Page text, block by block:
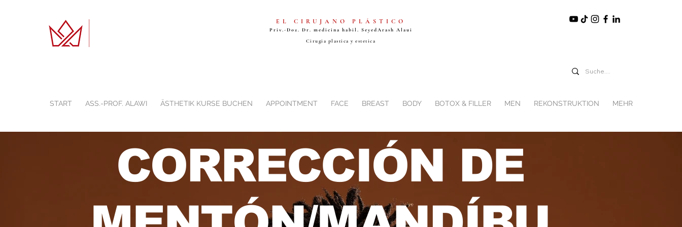
EL CIRUJANO PLÁSTICO
Priv.-Doz. Dr. medicina habil. SeyedArash Alaui
Cirugia plastica y estetica
START ASS.-PROF. ALAWI ÄSTHETIK KURSE BUCHEN APPOINTMENT FACE BREAST BODY BOTOX & FILLER MEN REKONSTRUKTION MEHR
CORRECCIÓN DE